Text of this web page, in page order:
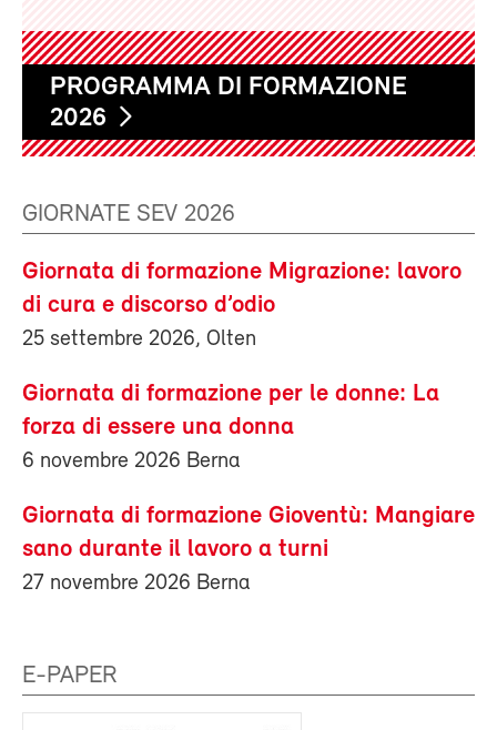
PROGRAMMA DI FORMAZIONE
2026
GIORNATE SEV 2026
Giornata di formazione Migrazione: lavoro
di cura e discorso d’odio
25 settembre 2026, Olten
Giornata di formazione per le donne: La
forza di essere una donna
6 novembre 2026 Berna
Giornata di formazione Gioventù: Mangiare
sano durante il lavoro a turni
27 novembre 2026 Berna
E-PAPER